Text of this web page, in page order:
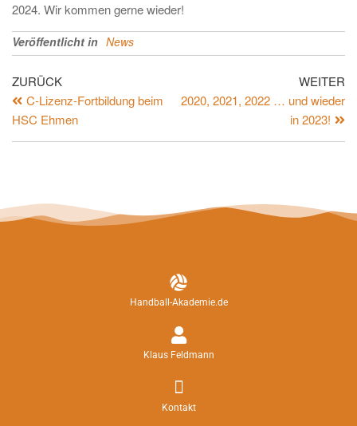
2024. Wir kommen gerne wieder!
Veröffentlicht in News
ZURÜCK
C-Lizenz-Fortbildung beim
HSC Ehmen
WEITER
2020, 2021, 2022 … und wieder
in 2023!
Handball-Akademie.de
Klaus Feldmann
Kontakt